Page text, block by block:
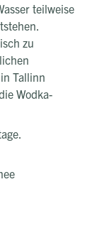
teilweise
zu
Tallinn
Wodka-